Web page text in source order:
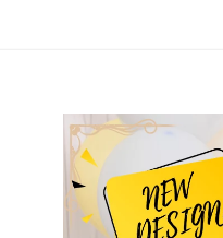
Skip to
product
information